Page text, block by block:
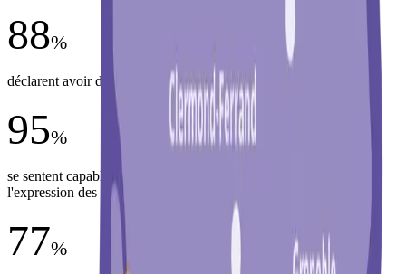
88%
déclarent avoir déconstruit des préjugés grâce à Coexister.
95%
se sentent capables de créer des espaces de confiance pour
l'expression des convictions des autres.
77%